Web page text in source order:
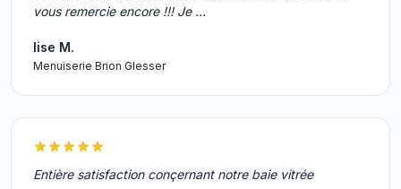
vous remercie encore !!! Je …
lise M.
Menuiserie Brion Glesser
Entière satisfaction conçernant notre baie vitrée